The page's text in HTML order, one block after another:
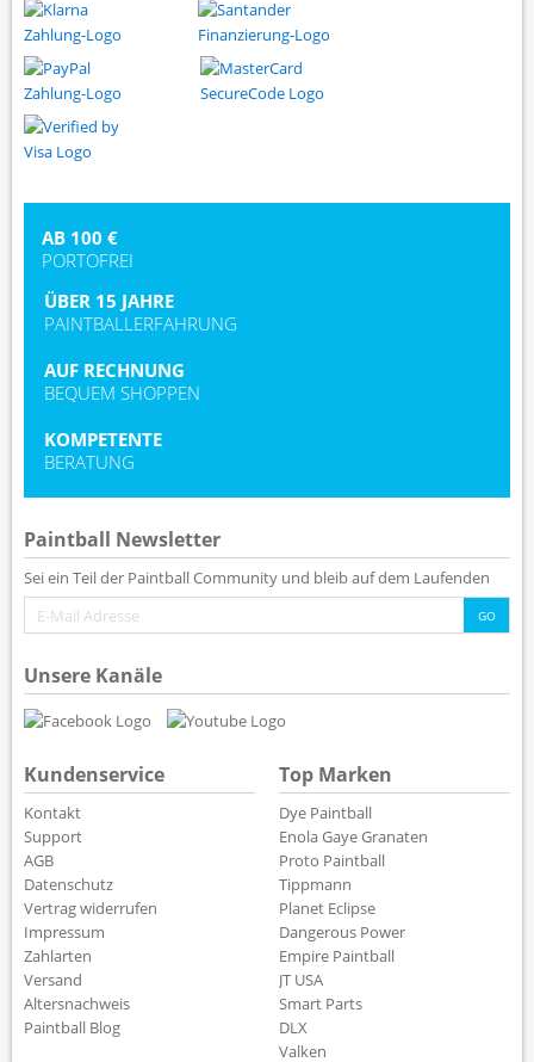
AB 100 €
PORTOFREI
ÜBER 15 JAHRE
PAINTBALLERFAHRUNG
AUF RECHNUNG
BEQUEM SHOPPEN
KOMPETENTE
BERATUNG
Paintball Newsletter
Sei ein Teil der Paintball Community und bleib auf dem Laufenden
Unsere Kanäle
Kundenservice
Kontakt
Support
AGB
Datenschutz
Vertrag widerrufen
Impressum
Zahlarten
Versand
Altersnachweis
Paintball Blog
Top Marken
Dye Paintball
Enola Gaye Granaten
Proto Paintball
Tippmann
Planet Eclipse
Dangerous Power
Empire Paintball
JT USA
Smart Parts
DLX
Valken